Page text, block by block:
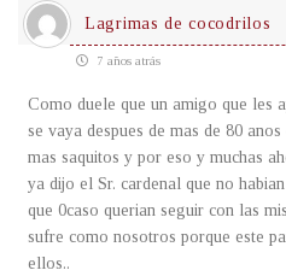
Lagrimas de cocodrilos
7 años atrás
Como duele que un amigo que les
se vaya despues de mas de 80
mas saquitos y por eso y muchas
ya dijo el Sr. cardenal que no
que 0caso querian seguir con las
sufre como nosotros porque este
ellos..